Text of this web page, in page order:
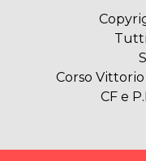
Corso
CF e